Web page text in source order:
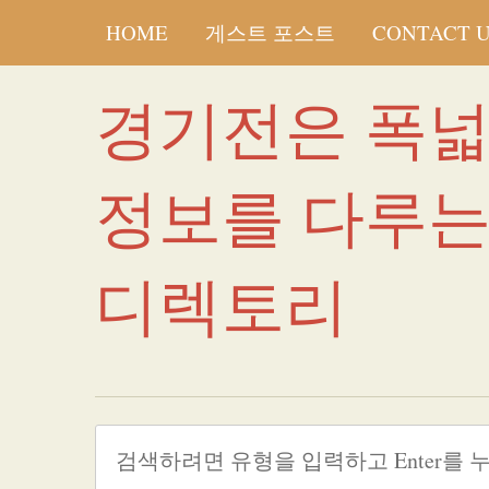
HOME 게스트 포스트 CONTACT
경기전은 폭
정보를 다루는
디렉토리